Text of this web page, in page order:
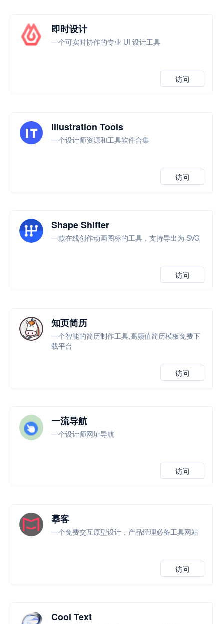
即时设计
一个可实时协作的专业 UI 设计工具
访问
Illustration Tools
一个设计师资源和工具软件合集
访问
Shape Shifter
一款在线创作动画图标的工具，支持导出为 SVG
访问
知页简历
一个智能的简历制作工具,高颜值简历模板免费下
载平台
访问
一流导航
一个设计师网址导航
访问
摹客
一个免费交互原型设计，产品经理必备工具网站
访问
Cool Text